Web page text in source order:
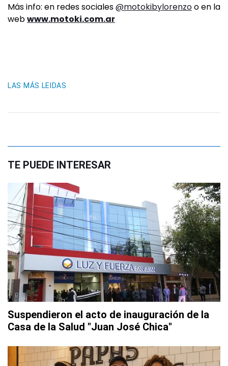
Más info: en redes sociales@motokibylorenzoo en la
webwww.motoki.com.ar
LAS MÁS LEIDAS
TE PUEDE INTERESAR
Suspendieron el acto de inauguración de la
Casa de la Salud "Juan José Chica"